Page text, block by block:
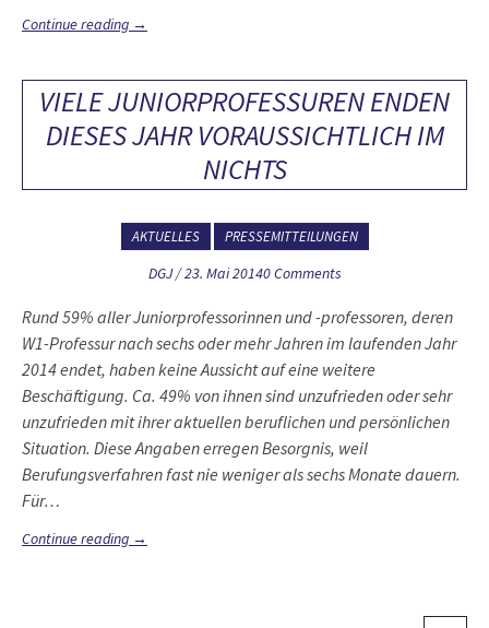
Continue reading →
VIELE JUNIORPROFESSUREN ENDEN
DIESES JAHR VORAUSSICHTLICH IM
NICHTS
AKTUELLES PRESSEMITTEILUNGEN
DGJ/23. Mai 20140 Comments
Rund 59% aller Juniorprofessorinnen und -professoren, deren
W1-Professur nach sechs oder mehr Jahren im laufenden Jahr
2014 endet, haben keine Aussicht auf eine weitere
Beschäftigung. Ca. 49% von ihnen sind unzufrieden oder sehr
unzufrieden mit ihrer aktuellen beruflichen und persönlichen
Situation. Diese Angaben erregen Besorgnis, weil
Berufungsverfahren fast nie weniger als sechs Monate dauern.
Für…
Continue reading →